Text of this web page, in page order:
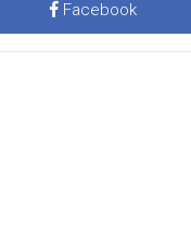
Facebook